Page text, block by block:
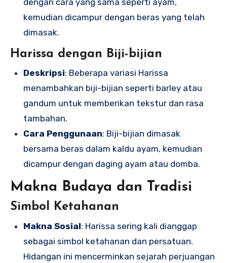
dengan cara yang sama seperti ayam,
kemudian dicampur dengan beras yang telah
dimasak.
Harissa dengan Biji-bijian
Deskripsi: Beberapa variasi Harissa
menambahkan biji-bijian seperti barley atau
gandum untuk memberikan tekstur dan rasa
tambahan.
Cara Penggunaan: Biji-bijian dimasak
bersama beras dalam kaldu ayam, kemudian
dicampur dengan daging ayam atau domba.
Makna Budaya dan Tradisi
Simbol Ketahanan
Makna Sosial: Harissa sering kali dianggap
sebagai simbol ketahanan dan persatuan.
Hidangan ini mencerminkan sejarah perjuangan